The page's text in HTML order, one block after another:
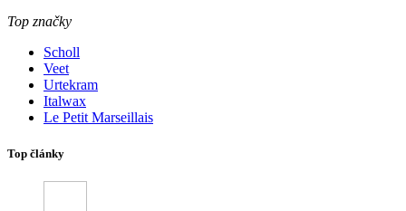
Top značky
Scholl
Veet
Urtekram
Italwax
Le Petit Marseillais
Top články